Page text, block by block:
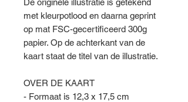
met kleurpotlood en daarna geprint
op mat FSC-gecertificeerd 300g
papier. Op de achterkant van de
kaart staat de titel van de illustratie.
OVER DE KAART
- Formaat is 12,3 x 17,5 cm